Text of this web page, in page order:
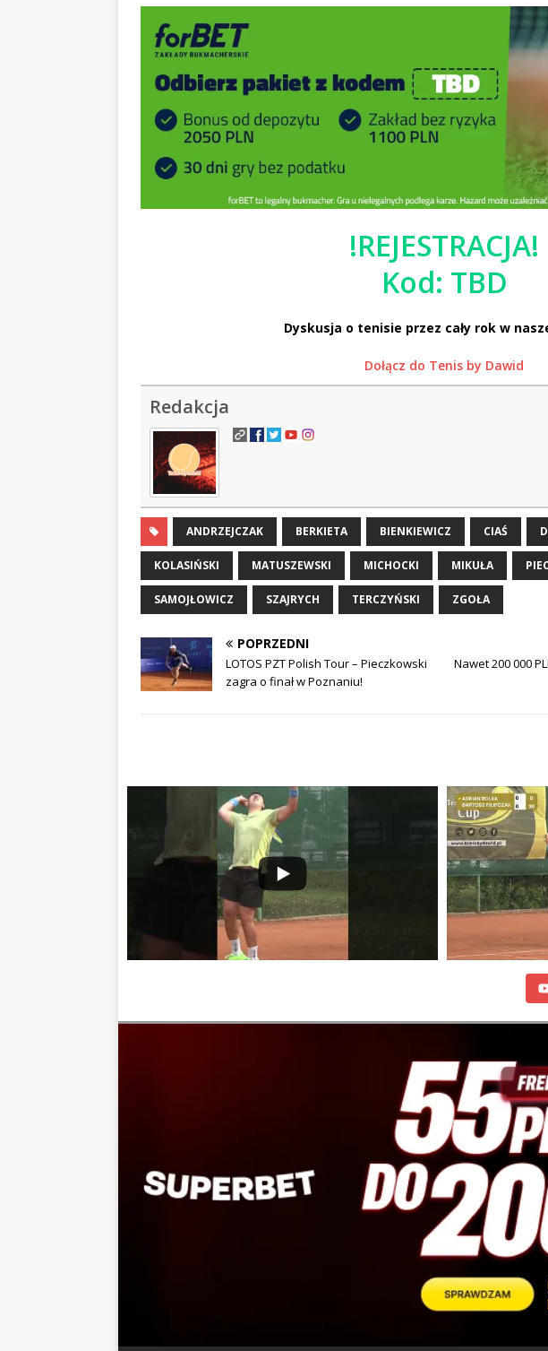
!REJESTRACJA!
Kod: TBD
Dyskusja o tenisie przez cały rok w
Dołącz do Tenis by Dawid
Redakcja
ANDRZEJCZAK BERKIETA BIENKIEWICZ CIAŚ
KOLASIŃSKI MATUSZEWSKI MICHOCKI MIKUŁA
SAMOJŁOWICZ SZAJRYCH TERCZYŃSKI ZGOŁA
POPRZEDNI
LOTOS PZT Polish Tour – Pieczkowski
zagra o finał w Poznaniu!
Nawet 200 000